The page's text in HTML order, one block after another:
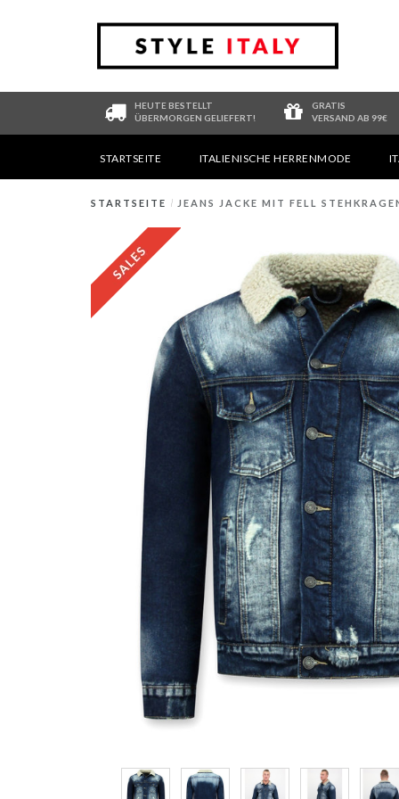
HEUTE BESTELLT
ÜBERMORGEN GELIEFERT!
GRATIS
VERSAND AB 99€
STARTSEITE ITALIENISCHE HERRENMODE
STARTSEITE / JEANS JACKE MIT FELL